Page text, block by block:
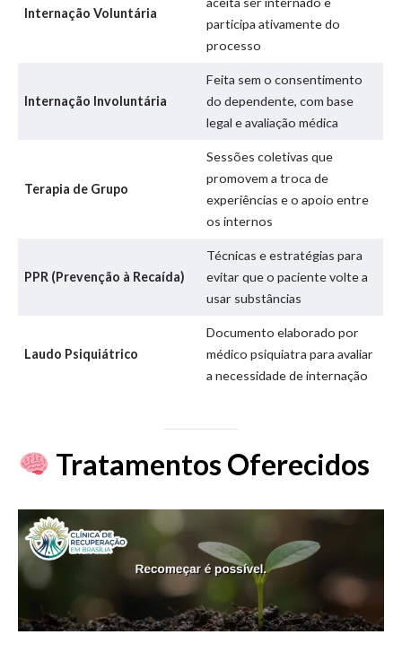
Internação Voluntária
participa ativamente do
processo
Internação Involuntária
Feita sem o consentimento
do dependente, com base
legal e avaliação médica
Terapia de Grupo
Sessões coletivas que
promovem a troca de
experiências e o apoio entre
os internos
PPR (Prevenção à Recaída)
Técnicas e estratégias para
evitar que o paciente volte a
usar substâncias
Laudo Psiquiátrico
Documento elaborado por
médico psiquiatra para avaliar
a necessidade de internação
Tratamentos Oferecidos